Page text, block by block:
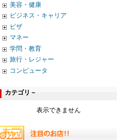
美容・健康
ビジネス・キャリア
ビザ
マネー
学問・教育
旅行・レジャー
コンピュータ
カテゴリ－
表示できません